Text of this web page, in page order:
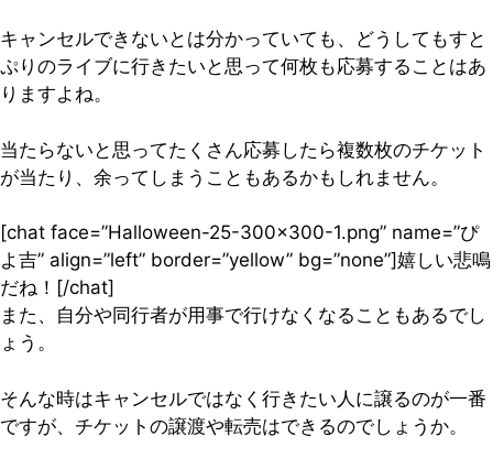
キャンセルできないとは分かっていても、どうしてもすと
ぷりのライブに行きたいと思って何枚も応募することはあ
りますよね。
当たらないと思ってたくさん応募したら複数枚のチケット
が当たり、余ってしまうこともあるかもしれません。
[chat face=”Halloween-25-300×300-1.png” name=”ぴ
よ吉” align=”left” border=”yellow” bg=”none”]嬉しい悲鳴
だね！[/chat]
また、自分や同行者が用事で行けなくなることもあるでし
ょう。
そんな時はキャンセルではなく行きたい人に譲るのが一番
ですが、チケットの譲渡や転売はできるのでしょうか。